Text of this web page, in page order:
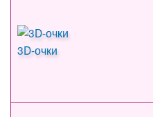
3D-очки